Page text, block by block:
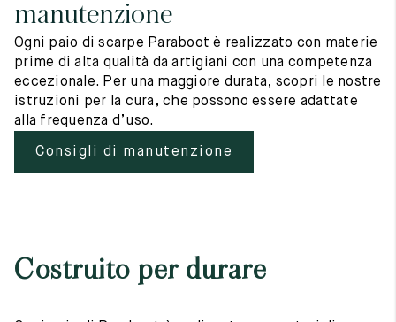
manutenzione
Ogni paio di scarpe Paraboot è realizzato con materie
prime di alta qualità da artigiani con una competenza
eccezionale. Per una maggiore durata, scopri le nostre
istruzioni per la cura, che possono essere adattate
alla frequenza d’uso.
Consigli di manutenzione
Costruito per durare